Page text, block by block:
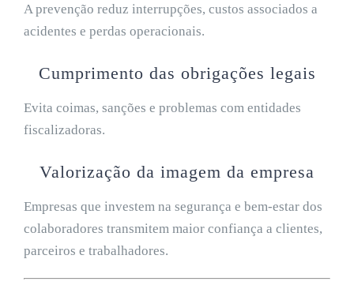
A prevenção reduz interrupções, custos associados a
acidentes e perdas operacionais.
Cumprimento das obrigações legais
Evita coimas, sanções e problemas com entidades
fiscalizadoras.
Valorização da imagem da empresa
Empresas que investem na segurança e bem-estar dos
colaboradores transmitem maior confiança a clientes,
parceiros e trabalhadores.